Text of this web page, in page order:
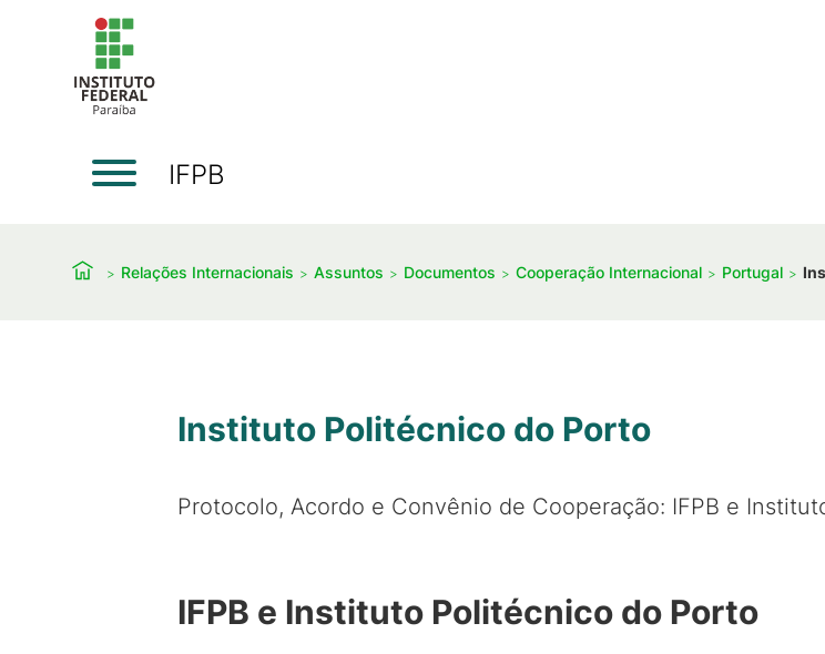
IFPB
Relações Internacionais Assuntos Documentos Cooperação Internacional Portugal
Instituto Politécnico do Porto
Protocolo, Acordo e Convênio de Cooperação: IFPB e
IFPB e Instituto Politécnico do Porto